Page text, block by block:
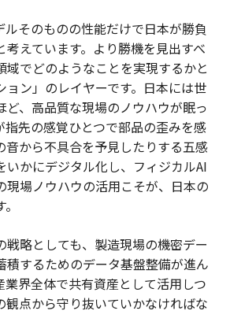
ルそのものの性能だけで日本が勝負
考えています。より勝機を見出すべ
域でどのようなことを実現するかと
ョン」のレイヤーです。日本には世
ど、高品質な現場のノウハウが眠っ
指先の感覚ひとつで部品の歪みを感
音から不具合を予見したりする五感
いかにデジタル化し、フィジカルAI
現場ノウハウの活用こそが、日本の
戦略としても、製造現場の機密デー
積するためのデータ基盤整備が進ん
業界全体で共有資産として活用しつ
観点から守り抜いていかなければな